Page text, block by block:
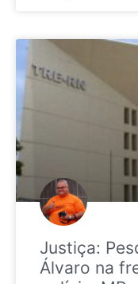
Justiça:
Álvaro na